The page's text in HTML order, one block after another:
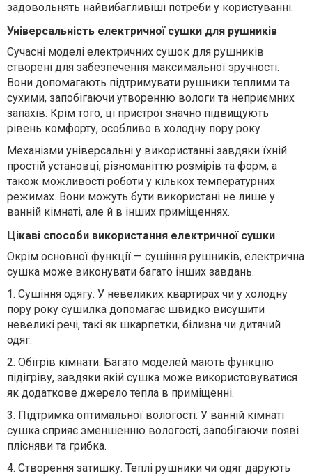
задовольнять найвибагливіші потреби у користуванні.
Універсальність електричної сушки для рушників
Сучасні моделі електричних сушок для рушників
створені для забезпечення максимальної зручності.
Вони допомагають підтримувати рушники теплими та
сухими, запобігаючи утворенню вологи та неприємних
запахів. Крім того, ці пристрої значно підвищують
рівень комфорту, особливо в холодну пору року.
Механізми універсальні у використанні завдяки їхній
простій установці, різноманіттю розмірів та форм, а
також можливості роботи у кількох температурних
режимах. Вони можуть бути використані не лише у
ванній кімнаті, але й в інших приміщеннях.
Цікаві способи використання електричної сушки
Окрім основної функції — сушіння рушників, електрична
сушка може виконувати багато інших завдань.
1. Сушіння одягу. У невеликих квартирах чи у холодну
пору року сушилка допомагає швидко висушити
невеликі речі, такі як шкарпетки, білизна чи дитячий
одяг.
2. Обігрів кімнати. Багато моделей мають функцію
підігріву, завдяки якій сушка може використовуватися
як додаткове джерело тепла в приміщенні.
3. Підтримка оптимальної вологості. У ванній кімнаті
сушка сприяє зменшенню вологості, запобігаючи появі
плісняви та грибка.
4. Створення затишку. Теплі рушники чи одяг дарують